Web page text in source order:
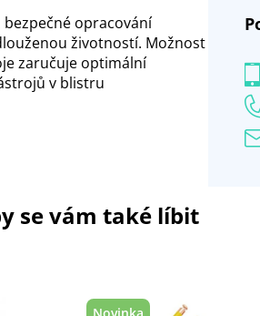
opracování
životností. Možnost
zaručuje optimální
v blistru
se vám také líbit
Novinka